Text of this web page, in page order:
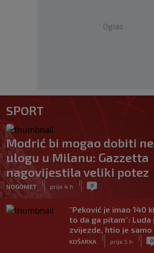
Oglas
SPORT
Modrić bi mogao dobiti
ulogu u Milanu: Gazzetta
nagovijestila veliki potez
NOGOMET
|
prije 4 h
| 0
"Peković je imao 140
to da ga pitam": Luda
zvijezde, htio je
KOŠARKA
|
prije 5 h
| 0